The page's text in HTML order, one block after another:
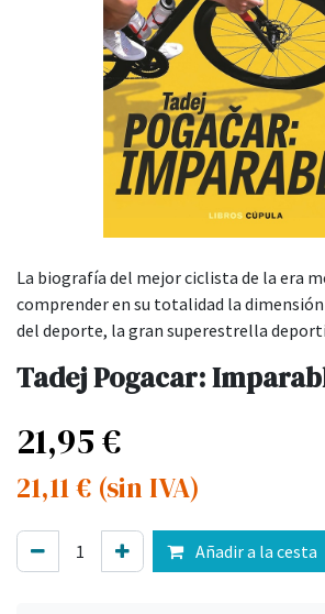
La biografía del mejor ciclista de la era
comprender en su totalidad la
del deporte, la gran superestrella
Tadej Pogacar:
21,95€
21,11€ (sin IVA)
Añadir a la cesta